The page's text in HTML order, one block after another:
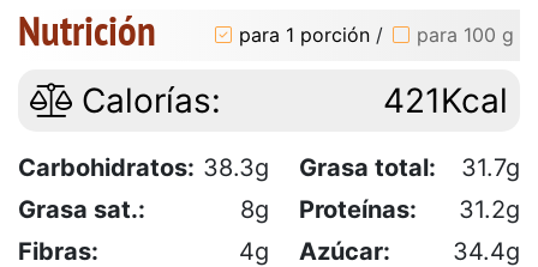
Nutrición para 1 porción / para 100 g
Calorías: 421Kcal
Carbohidratos: 38.3g Grasa total:
31.7g
Grasa sat.:
8g Proteínas:
31.2g
Fibras:
4g Azúcar:
34.4g